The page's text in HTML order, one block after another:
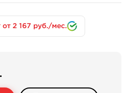
необслуживаемым.
двигателя позволяет дольше
два режима работы:
и проводной через
разрядилась во время
от 2 167 руб./мес.